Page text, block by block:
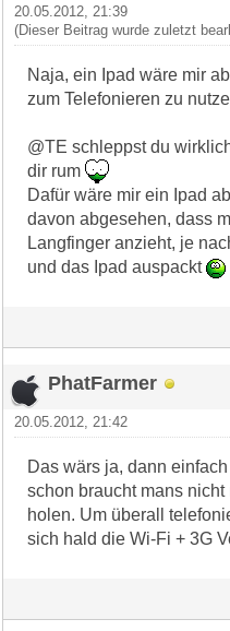
20.05.2012, 21:39
(Dieser Beitrag wurde zuletzt
Naja, ein Ipad wäre mir
zum Telefonieren zu
@TE schleppst du
dir rum
Dafür wäre mir ein Ipad
davon abgesehen, dass
Langfinger anzieht, je
und das Ipad auspackt
PhatFarmer
20.05.2012, 21:42
Das wärs ja, dann
schon braucht mans
holen. Um überall
sich hald die Wi-Fi + 3G